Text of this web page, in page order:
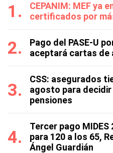
CEPANIM: MEF ya
certificados por
Pago del PASE-U
aceptará cartas de
CSS: asegurados
agosto para
pensiones
Tercer pago
para 120 a los 65,
Ángel Guardián